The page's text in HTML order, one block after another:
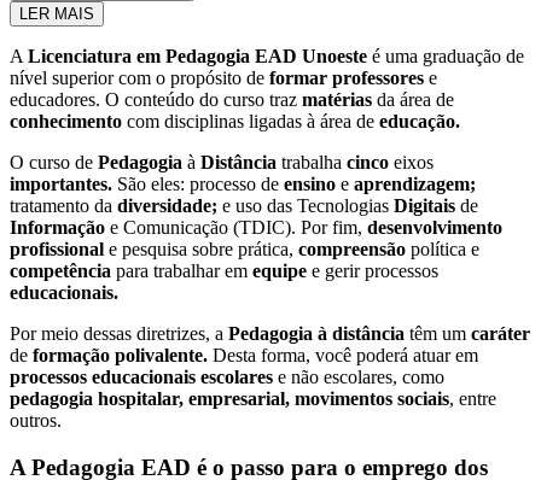
LER MAIS
A Licenciatura em Pedagogia EAD Unoeste é uma graduação de
nível superior com o propósito de formar professores e
educadores. O conteúdo do curso traz matérias da área de
conhecimento com disciplinas ligadas à área de educação.
O curso de Pedagogia à Distância trabalha cinco eixos
importantes. São eles: processo de ensino e aprendizagem;
tratamento da diversidade; e uso das Tecnologias Digitais de
Informação e Comunicação (TDIC). Por fim, desenvolvimento
profissional e pesquisa sobre prática, compreensão política e
competência para trabalhar em equipe e gerir processos
educacionais.
Por meio dessas diretrizes, a Pedagogia à distância têm um caráter
de formação polivalente. Desta forma, você poderá atuar em
processos educacionais escolares e não escolares, como
pedagogia hospitalar, empresarial, movimentos sociais, entre
outros.
A Pedagogia EAD é o passo para o emprego dos